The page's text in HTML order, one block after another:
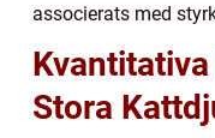
associerats med
Stora